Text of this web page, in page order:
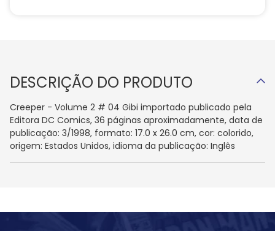
DESCRIÇÃO DO PRODUTO
Creeper - Volume 2 # 04 Gibi importado publicado pela
Editora DC Comics, 36 páginas aproximadamente, data de
publicação: 3/1998, formato: 17.0 x 26.0 cm, cor: colorido,
origem: Estados Unidos, idioma da publicação: Inglês